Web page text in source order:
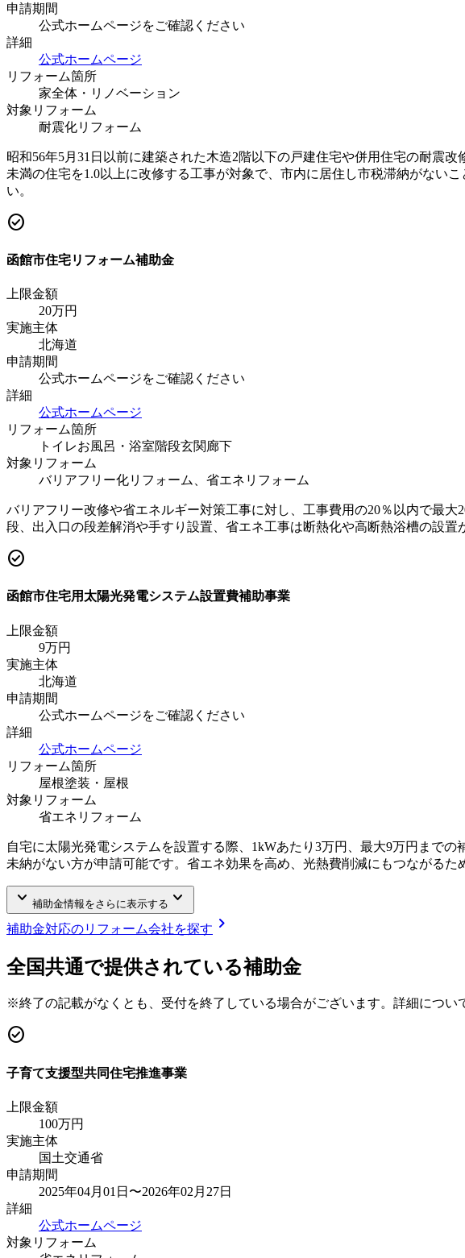
申請期間
公式ホームページをご確認ください
詳細
公式ホームページ
リフォーム箇所
家全体・リノベーション
対象リフォーム
耐震化リフォーム
昭和56年5月31日以前に建築された木造2階以下の戸建住宅や併用住宅の耐震
未満の住宅を1.0以上に改修する工事が対象で、市内に居住し市税滞納がない
い。
check_circle
函館市住宅リフォーム補助金
上限金額
20万円
実施主体
北海道
申請期間
公式ホームページをご確認ください
詳細
公式ホームページ
リフォーム箇所
トイレお風呂・浴室階段玄関廊下
対象リフォーム
バリアフリー化リフォーム、省エネリフォーム
バリアフリー改修や省エネルギー対策工事に対し、工事費用の20％以内で最
段、出入口の段差解消や手すり設置、省エネ工事は断熱化や高断熱浴槽の設
check_circle
函館市住宅用太陽光発電システム設置費補助事業
上限金額
9万円
実施主体
北海道
申請期間
公式ホームページをご確認ください
詳細
公式ホームページ
リフォーム箇所
屋根塗装・屋根
対象リフォーム
省エネリフォーム
自宅に太陽光発電システムを設置する際、1kWあたり3万円、最大9万円まで
未納がない方が申請可能です。省エネ効果を高め、光熱費削減にもつながる
keyboard_arrow_down 補助金情報をさらに表示する keyboard_arrow_down
補助金対応のリフォーム会社を探す chevron_right
全国共通で提供されている補助金
※終了の記載がなくとも、受付を終了している場合がございます。詳細につい
check_circle
子育て支援型共同住宅推進事業
上限金額
100万円
実施主体
国土交通省
申請期間
2025年04月01日〜2026年02月27日
詳細
公式ホームページ
対象リフォーム